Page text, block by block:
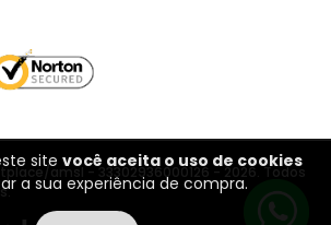
site você aceita o uso de cookies
a sua experiência de compra.
amsl - 33302936000126 - 2026. Todos